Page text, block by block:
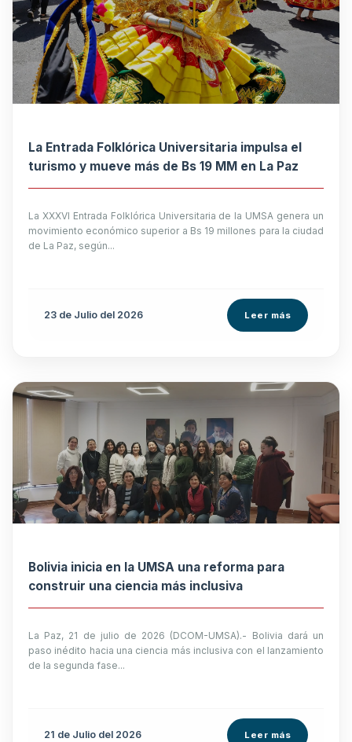
La Entrada Folklórica Universitaria impulsa el
turismo y mueve más de Bs 19 MM en La Paz
La XXXVI Entrada Folklórica Universitaria de la UMSA genera un
movimiento económico superior a Bs 19 millones para la ciudad
de La Paz, según...
23 de Julio del 2026 Leer más
Bolivia inicia en la UMSA una reforma para
construir una ciencia más inclusiva
La Paz, 21 de julio de 2026 (DCOM-UMSA).- Bolivia dará un
paso inédito hacia una ciencia más inclusiva con el lanzamiento
de la segunda fase...
21 de Julio del 2026 Leer más